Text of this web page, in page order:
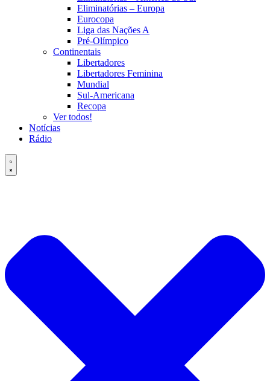
Eliminatórias – Europa
Eurocopa
Liga das Nações A
Pré-Olímpico
Continentais
Libertadores
Libertadores Feminina
Mundial
Sul-Americana
Recopa
Ver todos!
Notícias
Rádio